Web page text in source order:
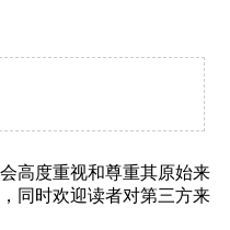
高度重视和尊重其原始来
同时欢迎读者对第三方来